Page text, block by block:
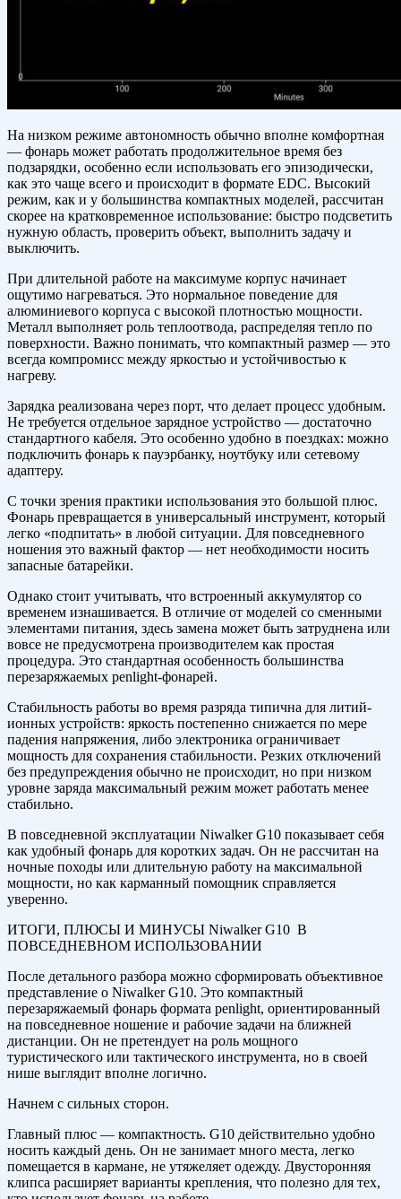
На низком режиме автономность обычно вполне комфортная
— фонарь может работать продолжительное время без
подзарядки, особенно если использовать его эпизодически,
как это чаще всего и происходит в формате EDC. Высокий
режим, как и у большинства компактных моделей, рассчитан
скорее на кратковременное использование: быстро подсветить
нужную область, проверить объект, выполнить задачу и
выключить.
При длительной работе на максимуме корпус начинает
ощутимо нагреваться. Это нормальное поведение для
алюминиевого корпуса с высокой плотностью мощности.
Металл выполняет роль теплоотвода, распределяя тепло по
поверхности. Важно понимать, что компактный размер — это
всегда компромисс между яркостью и устойчивостью к
нагреву.
Зарядка реализована через порт, что делает процесс удобным.
Не требуется отдельное зарядное устройство — достаточно
стандартного кабеля. Это особенно удобно в поездках: можно
подключить фонарь к пауэрбанку, ноутбуку или сетевому
адаптеру.
С точки зрения практики использования это большой плюс.
Фонарь превращается в универсальный инструмент, который
легко «подпитать» в любой ситуации. Для повседневного
ношения это важный фактор — нет необходимости носить
запасные батарейки.
Однако стоит учитывать, что встроенный аккумулятор со
временем изнашивается. В отличие от моделей со сменными
элементами питания, здесь замена может быть затруднена или
вовсе не предусмотрена производителем как простая
процедура. Это стандартная особенность большинства
перезаряжаемых penlight-фонарей.
Стабильность работы во время разряда типична для литий-
ионных устройств: яркость постепенно снижается по мере
падения напряжения, либо электроника ограничивает
мощность для сохранения стабильности. Резких отключений
без предупреждения обычно не происходит, но при низком
уровне заряда максимальный режим может работать менее
стабильно.
В повседневной эксплуатации Niwalker G10 показывает себя
как удобный фонарь для коротких задач. Он не рассчитан на
ночные походы или длительную работу на максимальной
мощности, но как карманный помощник справляется
уверенно.
ИТОГИ, ПЛЮСЫ И МИНУСЫ Niwalker G10 В
ПОВСЕДНЕВНОМ ИСПОЛЬЗОВАНИИ
После детального разбора можно сформировать объективное
представление о Niwalker G10. Это компактный
перезаряжаемый фонарь формата penlight, ориентированный
на повседневное ношение и рабочие задачи на ближней
дистанции. Он не претендует на роль мощного
туристического или тактического инструмента, но в своей
нише выглядит вполне логично.
Начнем с сильных сторон.
Главный плюс — компактность. G10 действительно удобно
носить каждый день. Он не занимает много места, легко
помещается в кармане, не утяжеляет одежду. Двусторонняя
клипса расширяет варианты крепления, что полезно для тех,